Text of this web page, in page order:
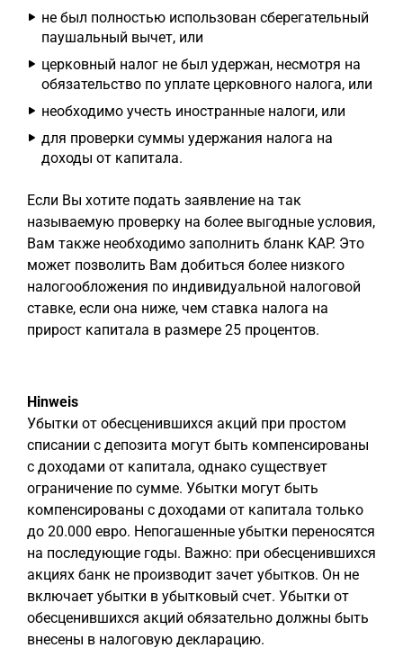
не был полностью использован сберегательный
паушальный вычет, или
церковный налог не был удержан, несмотря на
обязательство по уплате церковного налога, или
необходимо учесть иностранные налоги, или
для проверки суммы удержания налога на
доходы от капитала.
Если Вы хотите подать заявление на так
называемую проверку на более выгодные условия,
Вам также необходимо заполнить бланк KAP. Это
может позволить Вам добиться более низкого
налогообложения по индивидуальной налоговой
ставке, если она ниже, чем ставка налога на
прирост капитала в размере 25 процентов.
Hinweis
Убытки от обесценившихся акций при простом
списании с депозита могут быть компенсированы
с доходами от капитала, однако существует
ограничение по сумме. Убытки могут быть
компенсированы с доходами от капитала только
до 20.000 евро. Непогашенные убытки переносятся
на последующие годы. Важно: при обесценившихся
акциях банк не производит зачет убытков. Он не
включает убытки в убытковый счет. Убытки от
обесценившихся акций обязательно должны быть
внесены в налоговую декларацию.